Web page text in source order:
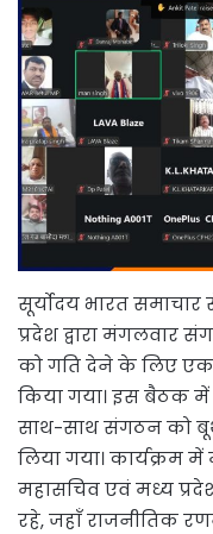
सूर्योदय भारत
प्रदेश द्वारा मंगलवार
को गति देने के लिए
किया गया। इस बैठक
साथ-साथ संगठन को
लिया गया। कार्यक्रम
महासचिव एवं मध्य
रहे, जहाँ राजनीतिक